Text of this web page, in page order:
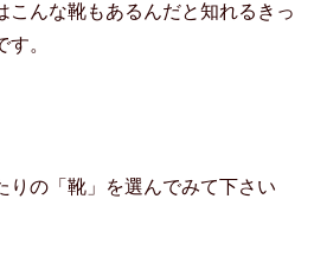
こんな靴もあるんだと知れるきっ
。
りの「靴」を選んでみて下さい